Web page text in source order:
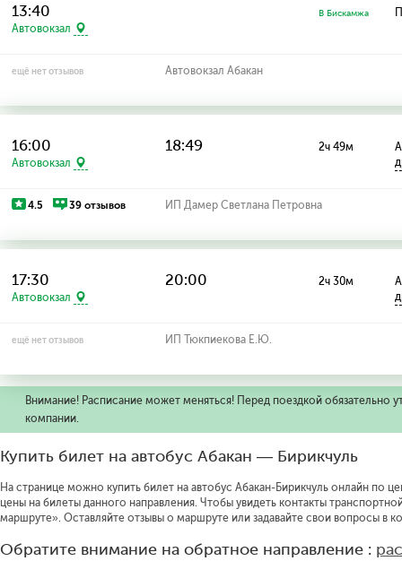
13:40
Автовокзал
В Бискамжа
ещё нет отзывов Автовокзал Абакан
16:00
Автовокзал
18:49 2ч 49м
4.5 39 отзывов ИП Дамер Светлана Петровна
17:30
Автовокзал
20:00 2ч 30м
ещё нет отзывов ИП Тюкпиекова Е.Ю.
Внимание! Расписание может меняться! Перед поездкой обязательно
компании.
Купить билет на автобус Абакан — Бирикчуль
На странице можно купить билет на автобус Абакан-Бирикчуль онлайн по
цены на билеты данного направления. Чтобы увидеть контакты
маршруте». Оставляйте отзывы о маршруте или задавайте свои вопросы в
Обратите внимание на обратное направление :